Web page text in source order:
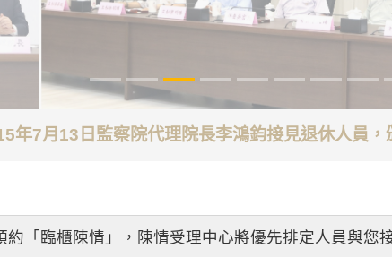
年7月13日監察院代理院長李鴻鈞接見退休人員
約「臨櫃陳情」，陳情受理中心將優先排定人員與您